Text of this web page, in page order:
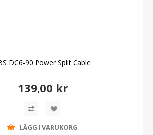
DC6-90 Power Split Cable
139,00 kr
LÄGG I VARUKORG